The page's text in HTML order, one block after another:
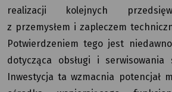
realizacji kolejnych
z przemysłem i zapleczem
Potwierdzeniem tego jest
dotycząca obsługi i serwisowania
Inwestycja ta wzmacnia potencjał